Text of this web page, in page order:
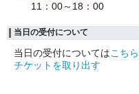
11：00～18：00
当日の受付について
当日の受付についてはこちら
チケットを取り出す